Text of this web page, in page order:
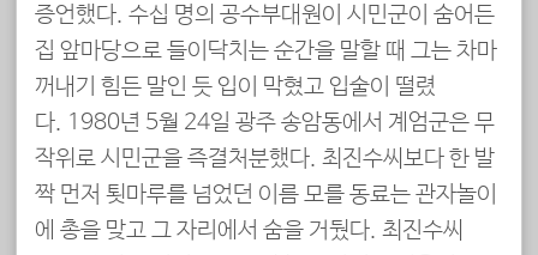
증언했다. 수십 명의 공수부대원이 시민군이 숨어든
집 앞마당으로 들이닥치는 순간을 말할 때 그는 차마
꺼내기 힘든 말인 듯 입이 막혔고 입술이 떨렸
다. 1980년 5월 24일 광주 송암동에서 계엄군은 무
작위로 시민군을 즉결처분했다. 최진수씨보다 한 발
짝 먼저 툇마루를 넘었던 이름 모를 동료는 관자놀이
에 총을 맞고 그 자리에서 숨을 거뒀다. 최진수씨